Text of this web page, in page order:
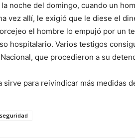
noche del domingo, cuando un
vez allí, le exigió que le diese el
el hombre lo empujó por un
hospitalario. Varios testigos
que procedieron a su
sirve para reivindicar más medidas